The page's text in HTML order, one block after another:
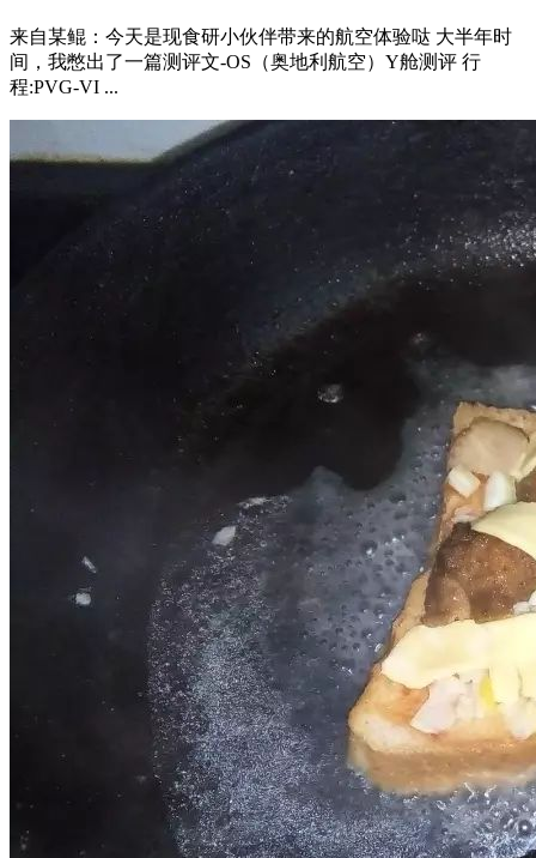
来自某鲲：今天是现食研小伙伴带来的航空体验哒 大半年时
间，我憋出了一篇测评文-OS（奥地利航空）Y舱测评 行
程:PVG-VI ...